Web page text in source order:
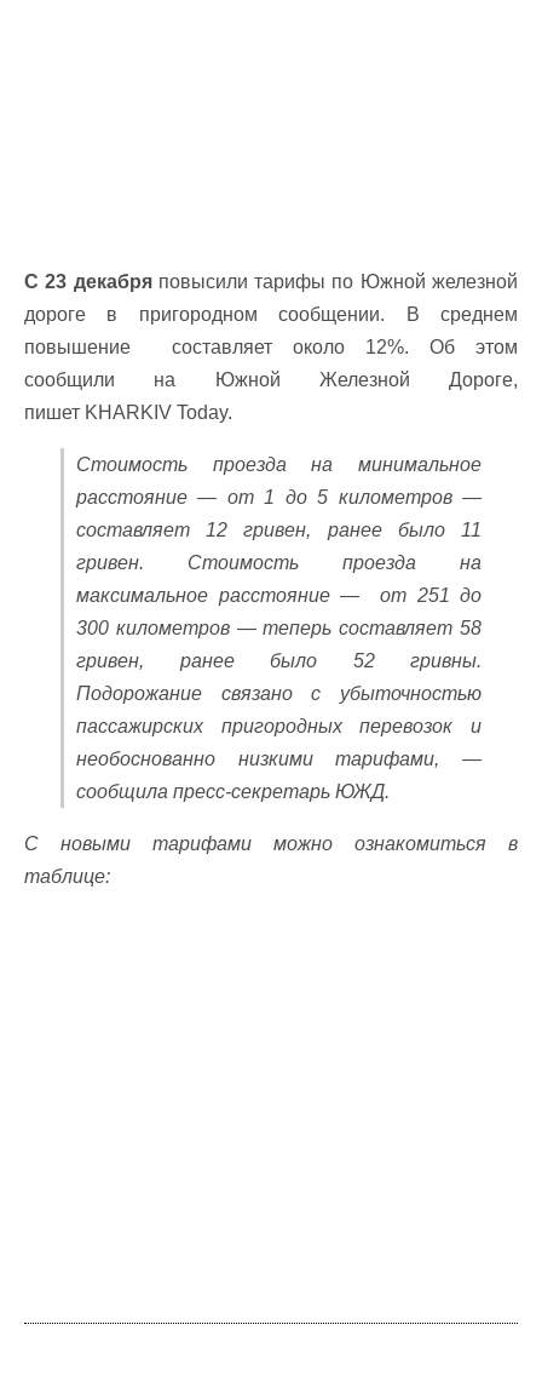
С 23 декабряповысили тарифы по Южной железной
дороге в пригородном сообщении. В среднем
повышение составляет около 12%. Об этом
сообщили на Южной Железной Дороге,
пишет KHARKIV Today.
Стоимость проезда на минимальное
расстояние — от 1 до 5 километров —
составляет 12 гривен, ранее было 11
гривен. Стоимость проезда на
максимальное расстояние — от 251 до
300 километров — теперь составляет 58
гривен, ранее было 52 гривны.
Подорожание связано с убыточностью
пассажирских пригородных перевозок и
необоснованно низкими тарифами, —
сообщила пресс-секретарь ЮЖД.
С новыми тарифами можно ознакомиться в
таблице: